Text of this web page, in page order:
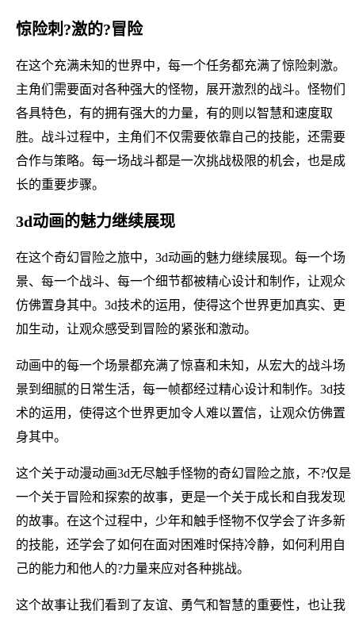
惊险刺?激的?冒险
在这个充满未知的世界中，每一个任务都充满了惊险刺激。
主角们需要面对各种强大的怪物，展开激烈的战斗。怪物们
各具特色，有的拥有强大的力量，有的则以智慧和速度取
胜。战斗过程中，主角们不仅需要依靠自己的技能，还需要
合作与策略。每一场战斗都是一次挑战极限的机会，也是成
长的重要步骤。
3d动画的魅力继续展现
在这个奇幻冒险之旅中，3d动画的魅力继续展现。每一个场
景、每一个战斗、每一个细节都被精心设计和制作，让观众
仿佛置身其中。3d技术的运用，使得这个世界更加真实、更
加生动，让观众感受到冒险的紧张和激动。
动画中的每一个场景都充满了惊喜和未知，从宏大的战斗场
景到细腻的日常生活，每一帧都经过精心设计和制作。3d技
术的运用，使得这个世界更加令人难以置信，让观众仿佛置
身其中。
这个关于动漫动画3d无尽触手怪物的奇幻冒险之旅，不?仅是
一个关于冒险和探索的故事，更是一个关于成长和自我发现
的故事。在这个过程中，少年和触手怪物不仅学会了许多新
的技能，还学会了如何在面对困难时保持冷静，如何利用自
己的能力和他人的?力量来应对各种挑战。
这个故事让我们看到了友谊、勇气和智慧的重要性，也让我